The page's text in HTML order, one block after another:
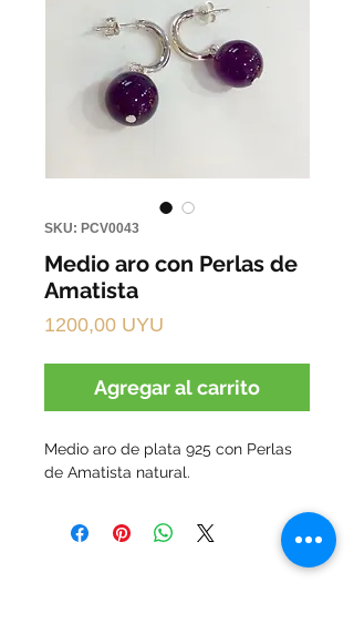
SKU: PCV0043
Medio aro con Perlas de
Amatista
1200,00 UYU
Agregar al carrito
Medio aro de plata 925 con Perlas
de Amatista natural.